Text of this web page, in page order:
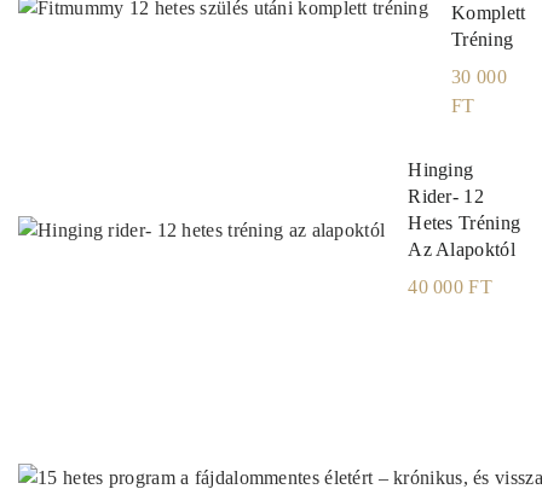
Komplett
Tréning
30 000
FT
Hinging
Rider- 12
Hetes Tréning
Az Alapoktól
40 000 FT